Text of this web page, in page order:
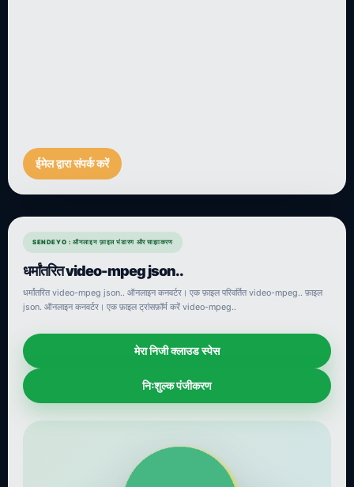
ईमेल द्वारा संपर्क करें
SENDEYO : ऑनलाइन फ़ाइल भंडारण और साझाकरण
धर्मांतरित video-mpeg json..
धर्मांतरित video-mpeg json.. ऑनलाइन कनवर्टर। एक फ़ाइल परिवर्तित video-mpeg.. फ़ाइल
json. ऑनलाइन कनवर्टर। एक फ़ाइल ट्रांसफ़ॉर्म करें video-mpeg..
मेरा निजी क्लाउड स्पेस
निःशुल्क पंजीकरण